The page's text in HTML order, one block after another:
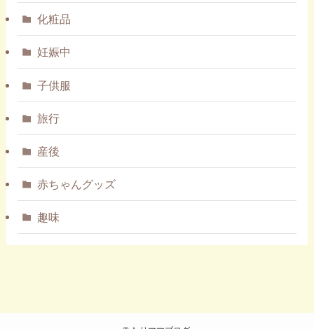
化粧品
妊娠中
子供服
旅行
産後
赤ちゃんグッズ
趣味